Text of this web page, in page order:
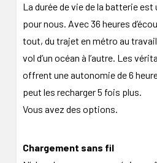
La durée de vie de la batterie
pour nous. Avec 36 heures
tout, du trajet en métro au
vol d’un océan à l’autre. Les
offrent une autonomie de 6
peut les recharger 5 fois plus.
Vous avez des options.
Chargement sans fil